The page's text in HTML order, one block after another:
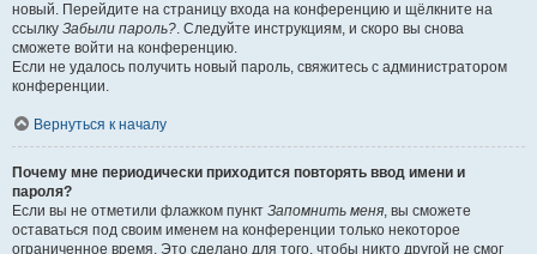
новый. Перейдите на страницу входа на конференцию и щёлкните на
ссылку Забыли пароль?. Следуйте инструкциям, и скоро вы снова
сможете войти на конференцию.
Если не удалось получить новый пароль, свяжитесь с администратором
конференции.
Вернуться к началу
Почему мне периодически приходится повторять ввод имени и
пароля?
Если вы не отметили флажком пункт Запомнить меня, вы сможете
оставаться под своим именем на конференции только некоторое
ограниченное время. Это сделано для того, чтобы никто другой не смог